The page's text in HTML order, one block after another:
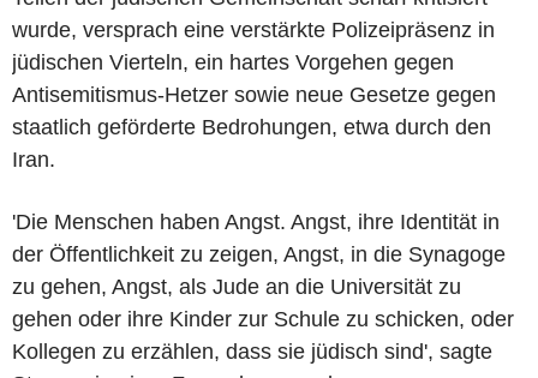
wurde, versprach eine verstärkte Polizeipräsenz in
jüdischen Vierteln, ein hartes Vorgehen gegen
Antisemitismus-Hetzer sowie neue Gesetze gegen
staatlich geförderte Bedrohungen, etwa durch den
Iran.
'Die Menschen haben Angst. Angst, ihre Identität in
der Öffentlichkeit zu zeigen, Angst, in die Synagoge
zu gehen, Angst, als Jude an die Universität zu
gehen oder ihre Kinder zur Schule zu schicken, oder
Kollegen zu erzählen, dass sie jüdisch sind', sagte